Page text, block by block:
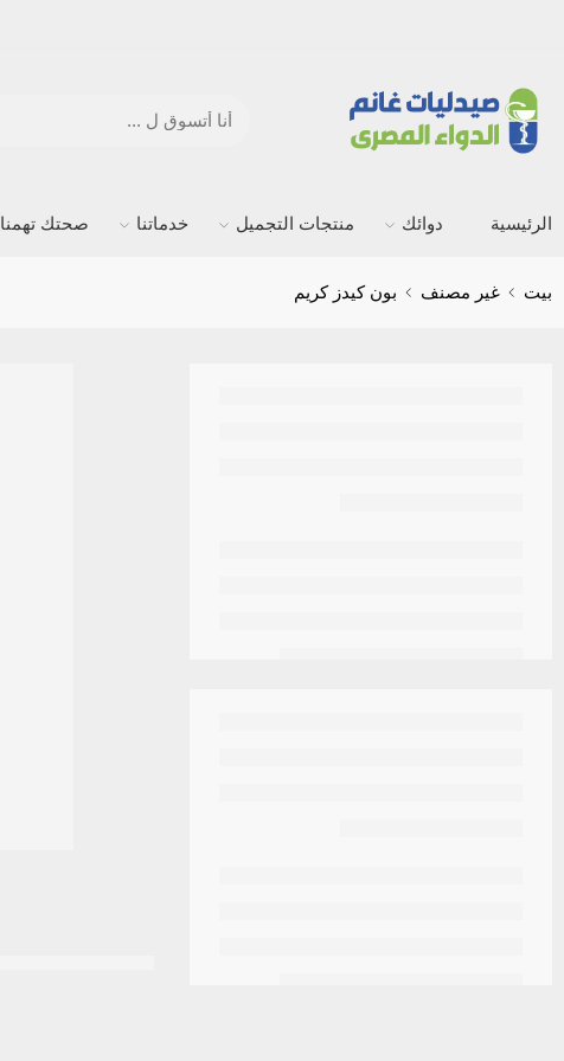
الرئيسية دوائك منتجات التجميل خدماتنا صحتك تهمنا
بيت غير مصنف بون كيدز كريم